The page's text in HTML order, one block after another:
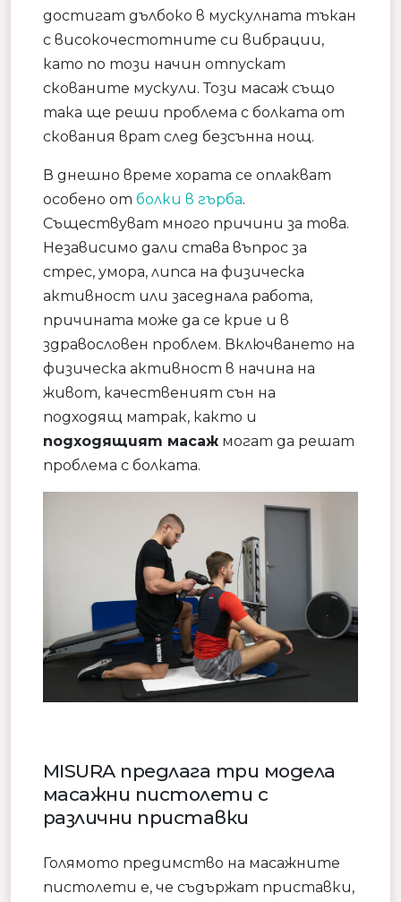
достигат дълбоко в мускулната тъкан
с високочестотните си вибрации,
като по този начин отпускат
скованите мускули. Този масаж също
така ще реши проблема с болката от
скования врат след безсънна нощ.
В днешно време хората се оплакват
особено от болки в гърба.
Съществуват много причини за това.
Независимо дали става въпрос за
стрес, умора, липса на физическа
активност или заседнала работа,
причината може да се крие и в
здравословен проблем. Включването на
физическа активност в начина на
живот, качественият сън на
подходящ матрак, както и
подходящият масаж могат да решат
проблема с болката.
MISURA предлага три модела
масажни пистолети с
различни приставки
Голямото предимство на масажните
пистолети е, че съдържат приставки,